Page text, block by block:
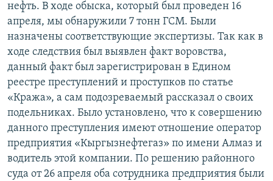
нефть. В ходе обыска, который был проведен 16
апреля, мы обнаружили 7 тонн ГСМ. Были
назначены соответствующие экспертизы. Так как в
ходе следствия был выявлен факт воровства,
данный факт был зарегистрирован в Едином
реестре преступлений и проступков по статье
«Кража», а сам подозреваемый рассказал о своих
подельниках. Было установлено, что к совершению
данного преступления имеют отношение оператор
предприятия «Кыргызнефтегаз» по имени Алмаз и
водитель этой компании. По решению районного
суда от 26 апреля оба сотрудника предприятия были